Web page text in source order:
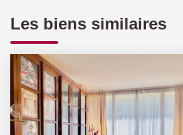
Les biens similaires